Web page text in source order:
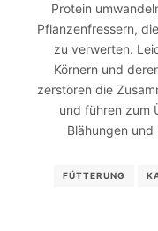
Protein
Pflanzenfressern,
zu verwerten.
Körnern und
zerstören die
und führen zum
Blähungen
FÜTTERUNG